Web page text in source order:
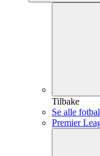
Tilbake
Se alle
Premier